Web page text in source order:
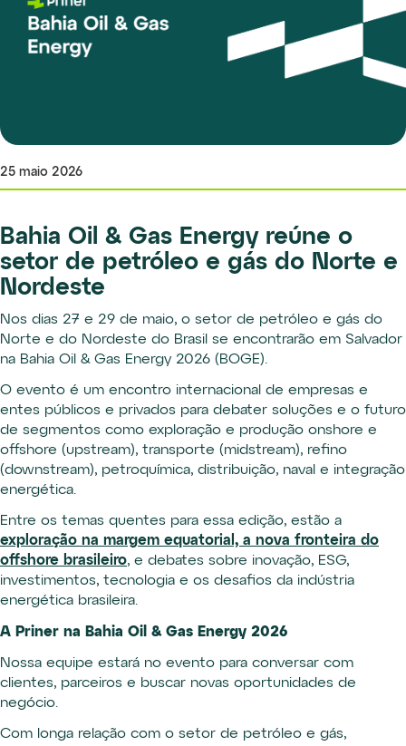
25 maio 2026
Bahia Oil & Gas Energy reúne o
setor de petróleo e gás do Norte e
Nordeste
Nos dias 27 e 29 de maio, o setor de petróleo e gás do
Norte e do Nordeste do Brasil se encontrarão em Salvador
na Bahia Oil & Gas Energy 2026 (BOGE).
O evento é um encontro internacional de empresas e
entes públicos e privados para debater soluções e o futuro
de segmentos como exploração e produção onshore e
offshore (upstream), transporte (midstream), refino
(downstream), petroquímica, distribuição, naval e integração
energética.
Entre os temas quentes para essa edição, estão a
exploração na margem equatorial, a nova fronteira do
offshore brasileiro, e debates sobre inovação, ESG,
investimentos, tecnologia e os desafios da indústria
energética brasileira.
A Priner na Bahia Oil & Gas Energy 2026
Nossa equipe estará no evento para conversar com
clientes, parceiros e buscar novas oportunidades de
negócio.
Com longa relação com o setor de petróleo e gás,